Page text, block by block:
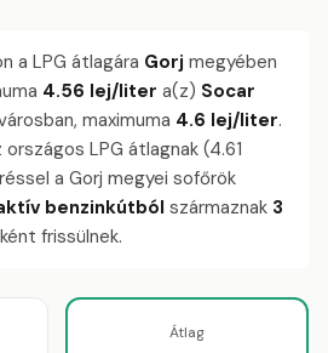
a LPG átlagára Gorj megyében
4.56 lej/liter a(z) Socar
maximuma 4.6 lej/liter.
LPG átlagnak (4.61
a Gorj megyei sofőrök
benzinkútból származnak 3
frissülnek.
Átlag